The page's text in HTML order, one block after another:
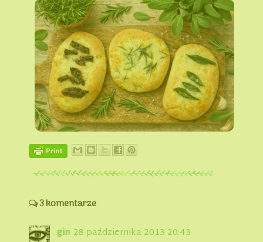
3 komentarze
gin 28 października 2013 20:43